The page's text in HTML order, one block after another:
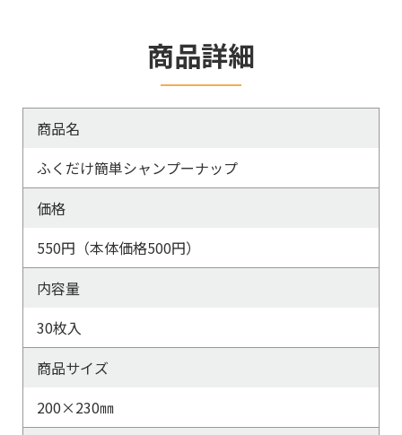
商品詳細
商品名
ふくだけ簡単シャンプーナップ
価格
550円（本体価格500円）
内容量
30枚入
商品サイズ
200×230㎜